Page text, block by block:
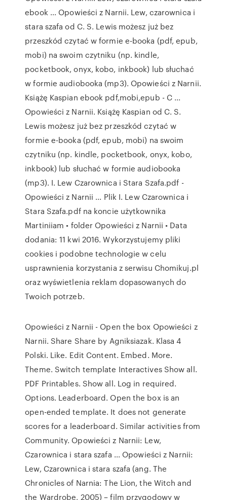
ebook ... Opowieści z Narnii. Lew, czarownica i
stara szafa od C. S. Lewis możesz już bez
przeszkód czytać w formie e-booka (pdf, epub,
mobi) na swoim czytniku (np. kindle,
pocketbook, onyx, kobo, inkbook) lub słuchać
w formie audiobooka (mp3). Opowieści z Narnii.
Książę Kaspian ebook pdf,mobi,epub - C ...
Opowieści z Narnii. Książę Kaspian od C. S.
Lewis możesz już bez przeszkód czytać w
formie e-booka (pdf, epub, mobi) na swoim
czytniku (np. kindle, pocketbook, onyx, kobo,
inkbook) lub słuchać w formie audiobooka
(mp3). I. Lew Czarownica i Stara Szafa.pdf -
Opowieści z Narnii ... Plik I. Lew Czarownica i
Stara Szafa.pdf na koncie użytkownika
Martiniiam • folder Opowieści z Narnii • Data
dodania: 11 kwi 2016. Wykorzystujemy pliki
cookies i podobne technologie w celu
usprawnienia korzystania z serwisu Chomikuj.pl
oraz wyświetlenia reklam dopasowanych do
Twoich potrzeb.
Opowieści z Narnii - Open the box Opowieści z
Narnii. Share Share by Agniksiazak. Klasa 4
Polski. Like. Edit Content. Embed. More.
Theme. Switch template Interactives Show all.
PDF Printables. Show all. Log in required.
Options. Leaderboard. Open the box is an
open-ended template. It does not generate
scores for a leaderboard. Similar activities from
Community. Opowieści z Narnii: Lew,
Czarownica i stara szafa ... Opowieści z Narnii:
Lew, Czarownica i stara szafa (ang. The
Chronicles of Narnia: The Lion, the Witch and
the Wardrobe, 2005) – film przygodowy w